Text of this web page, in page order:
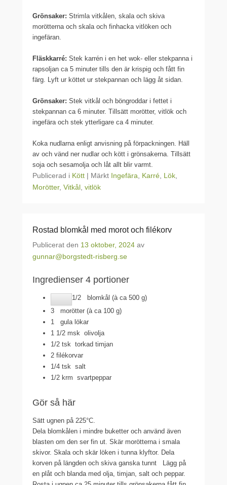
Grönsaker: Strimla vitkålen, skala och skiva
morötterna och skala och finhacka vitlöken och
ingefäran.
Fläskkarré: Stek karrén i en het wok- eller stekpanna i
rapsoljan ca 5 minuter tills den är krispig och fått fin
färg. Lyft ur köttet ur stekpannan och lägg åt sidan.
Grönsaker: Stek vitkål och böngroddar i fettet i
stekpannan ca 6 minuter. Tillsätt morötter, vitlök och
ingefära och stek ytterligare ca 4 minuter.
Koka nudlarna enligt anvisning på förpackningen. Häll
av och vänd ner nudlar och kött i grönsakerna. Tillsätt
soja och sesamolja och låt allt blir varmt.
Publicerad i Kött | Märkt Ingefära Karré Lök
Morötter, Vitkål vitlök
Rostad blomkål med morot och filékorv
Publicerat den 13 oktober, 2024 av
gunnar@borgstedt-risberg.se
Ingredienser 4 portioner
1/2
blomkål (à ca 500 g)
3 morötter (à ca 100 g)
1 gula lökar
1 1/2 msk olivolja
1/2 tsk torkad timjan
2 filékorvar
1/4 tsk salt
1/2 krm svartpeppar
Gör så här
Sätt ugnen på 225°C.
Dela blomkålen i mindre buketter och använd även
blasten om den ser fin ut. Skär morötterna i smala
skivor. Skala och skär löken i tunna klyftor. Dela
korven på längden och skiva ganska tunnt Lägg på
en plåt och blanda med olja, timjan, salt och peppar.